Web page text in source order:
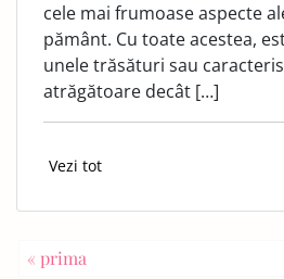
cele mai frumoase aspecte
pământ. Cu toate acestea,
unele trăsături sau
atrăgătoare decât […]
Vezi tot
« prima